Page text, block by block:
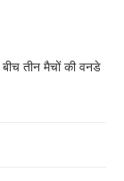
तीन मैचों की वनडे